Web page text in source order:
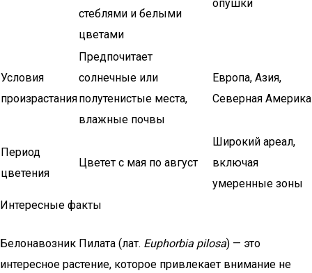
стеблями и белыми
цветами
опушки
Условия
произрастания
Предпочитает
солнечные или
полутенистые места,
влажные почвы
Европа, Азия,
Северная Америка
Период
цветения
Цветет с мая по август
Широкий ареал,
включая
умеренные зоны
Интересные факты
Белонавозник Пилата (лат. Euphorbia pilosa) — это
интересное растение, которое привлекает внимание не